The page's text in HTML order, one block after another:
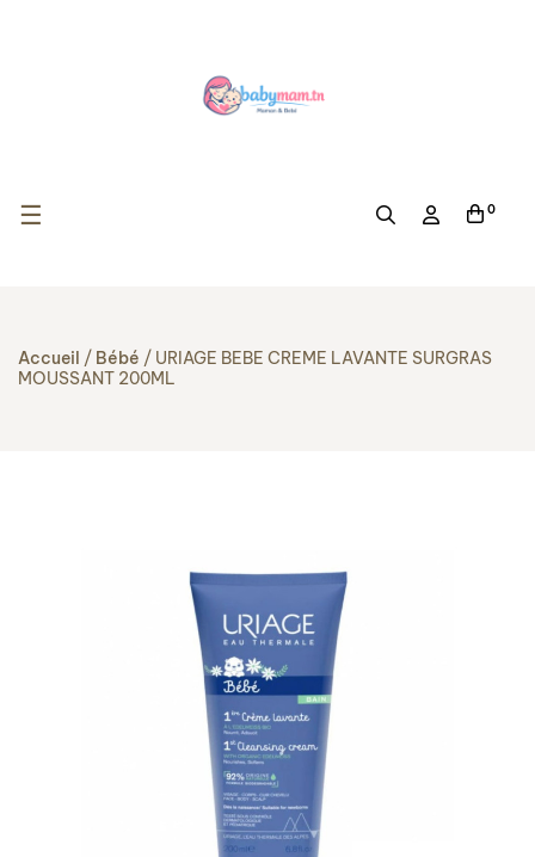
Basculer la navigation
☰ 0
Accueil Bébé
URIAGE BEBE CREME LAVANTE SURGRAS
MOUSSANT 200ML